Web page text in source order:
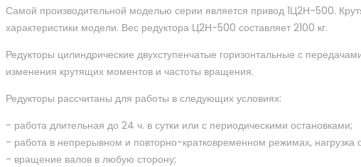
Самой производительной моделью серии является привод 1Ц2Н-500.
характеристики модели. Вес редуктора Ц2Н-500 составляет 2100 кг.
Редукторы цилиндрические двухступенчатые горизонтальные с
изменения крутящих моментов и частоты вращения.
Редукторы рассчитаны для работы в следующих условиях:
- работа длительная до 24 ч. в сутки или с периодическими остановками;
- работа в непрерывном и повторно-кратковременном режимах, нагрузка
- вращение валов в любую сторону;